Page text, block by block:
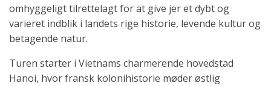
omhyggeligt tilrettelagt for at give jer et dybt og
varieret indblik i landets rige historie, levende kultur og
betagende natur.
Turen starter i Vietnams charmerende hovedstad
Hanoi, hvor fransk kolonihistorie møder østlig